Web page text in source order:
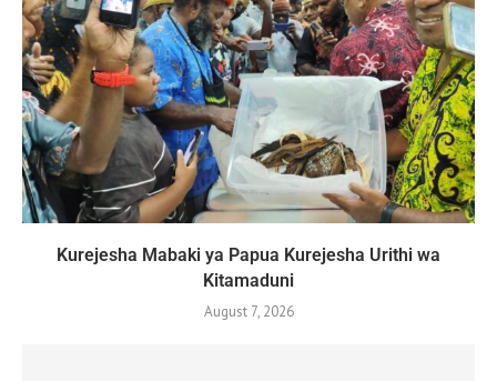
Kurejesha Mabaki ya Papua Kurejesha Urithi wa
Kitamaduni
August 7, 2026